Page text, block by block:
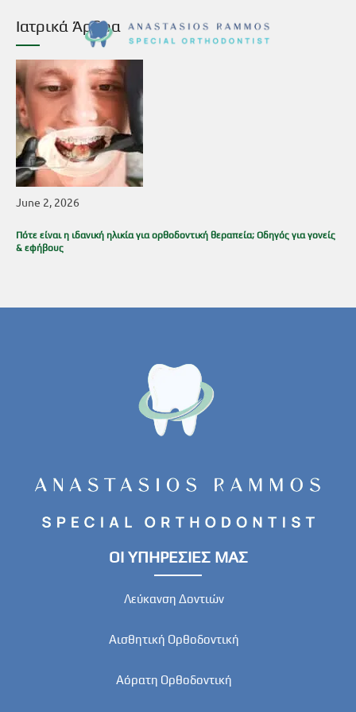
Ιατρικά Άρθρα
June 2, 2026
Πότε είναι η ιδανική ηλικία για ορθοδοντική θεραπεία; Οδηγός για γονείς
& εφήβους
ΟΙ ΥΠΗΡΕΣΙΕΣ ΜΑΣ
Λεύκανση Δοντιών
Αισθητική Ορθοδοντική
Αόρατη Oρθοδοντική